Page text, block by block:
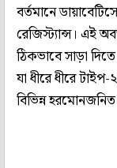
বর্তমানে
রেজিস্ট্যান্স। এই
ঠিকভাবে সাড়া
যা ধীরে ধীরে
বিভিন্ন